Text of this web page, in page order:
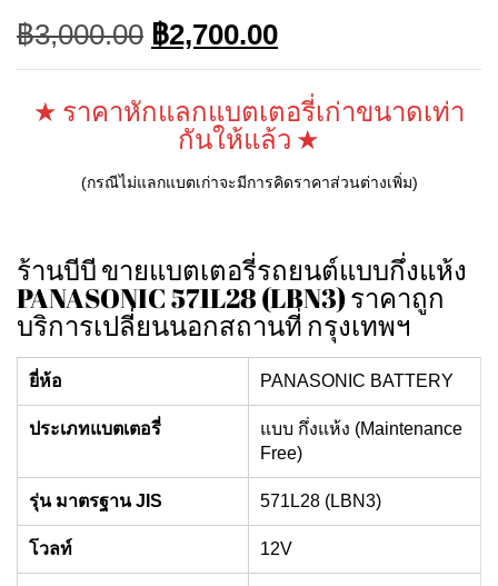
฿3,000.00 Original
price
was:
฿3,000.00.
฿2,700.00Current
price
is:
฿2,700.00.
★ ราคาหักแลกแบตเตอรี่เก่าขนาดเท่า
กันให้แล้ว ★
(กรณีไม่แลกแบตเก่าจะมีการคิดราคาส่วนต่างเพิ่ม)
ร้านบีบี ขายแบตเตอรี่รถยนต์แบบกึ่งแห้ง
PANASONIC 571L28 (LBN3) ราคาถูก
บริการเปลี่ยนนอกสถานที่ กรุงเทพฯ
ยี่ห้อ PANASONIC BATTERY
ประเภทแบตเตอรี่
แบบ กึ่งแห้ง (Maintenance
Free)
รุ่น มาตรฐาน JIS 571L28 (LBN3)
โวลท์ 12V